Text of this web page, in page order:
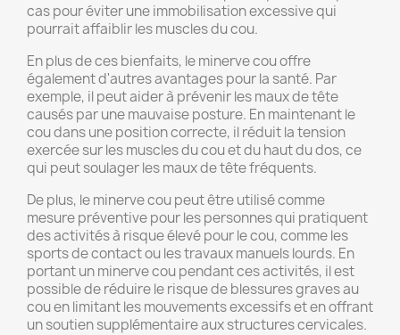
cas pour éviter une immobilisation excessive qui
pourrait affaiblir les muscles du cou.
En plus de ces bienfaits, le minerve cou offre
également d'autres avantages pour la santé. Par
exemple, il peut aider à prévenir les maux de tête
causés par une mauvaise posture. En maintenant le
cou dans une position correcte, il réduit la tension
exercée sur les muscles du cou et du haut du dos, ce
qui peut soulager les maux de tête fréquents.
De plus, le minerve cou peut être utilisé comme
mesure préventive pour les personnes qui pratiquent
des activités à risque élevé pour le cou, comme les
sports de contact ou les travaux manuels lourds. En
portant un minerve cou pendant ces activités, il est
possible de réduire le risque de blessures graves au
cou en limitant les mouvements excessifs et en offrant
un soutien supplémentaire aux structures cervicales.